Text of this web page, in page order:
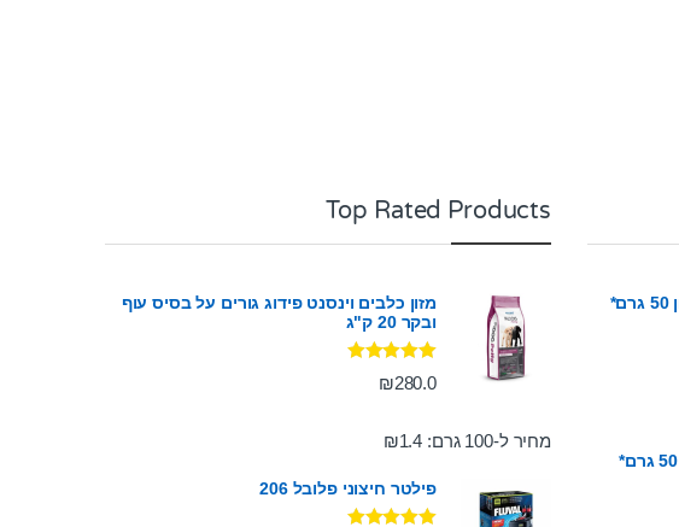
Top Rated Products
מזון כלבים וינסנט פידוג גורים על בסיס עוף
ובקר 20 ק"ג
דורג5.00
מתוך 5 ₪280.0
מחיר ל-100 גרם: ₪1.4
פילטר חיצוני פלובל 206